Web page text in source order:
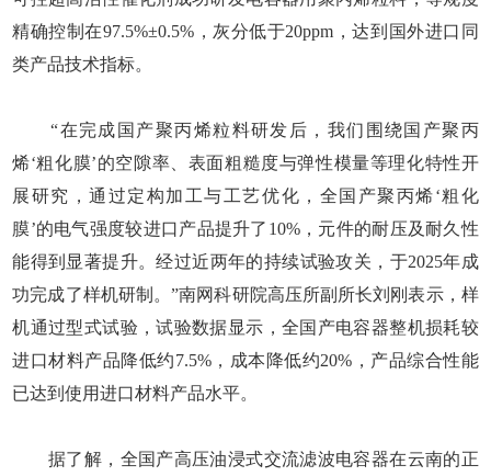
精确控制在97.5%±0.5%，灰分低于20ppm，达到国外进口同
类产品技术指标。
“在完成国产聚丙烯粒料研发后，我们围绕国产聚丙
烯‘粗化膜’的空隙率、表面粗糙度与弹性模量等理化特性开
展研究，通过定构加工与工艺优化，全国产聚丙烯‘粗化
膜’的电气强度较进口产品提升了10%，元件的耐压及耐久性
能得到显著提升。经过近两年的持续试验攻关，于2025年成
功完成了样机研制。”南网科研院高压所副所长刘刚表示，样
机通过型式试验，试验数据显示，全国产电容器整机损耗较
进口材料产品降低约7.5%，成本降低约20%，产品综合性能
已达到使用进口材料产品水平。
据了解，全国产高压油浸式交流滤波电容器在云南的正